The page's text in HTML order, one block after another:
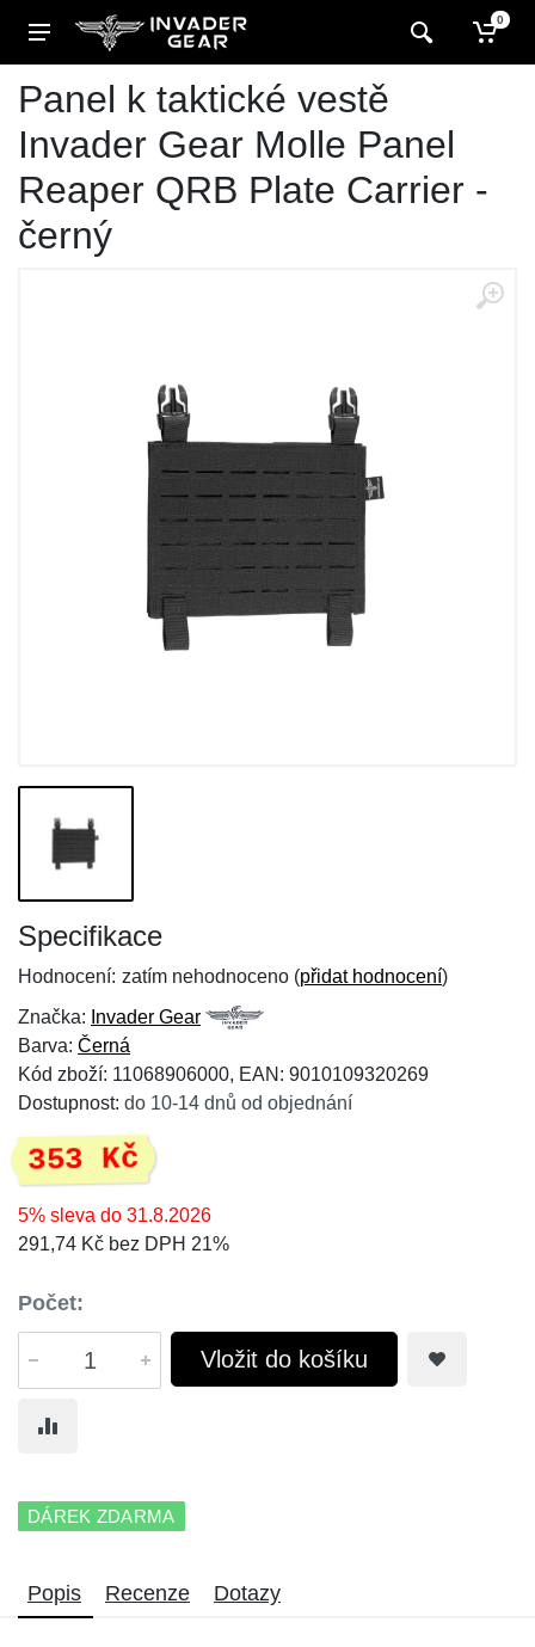
0
Panel k taktické vestě
Invader Gear Molle Panel
Reaper QRB Plate Carrier -
černý
Specifikace
Hodnocení: zatím nehodnoceno (přidat hodnocení)
Značka: Invader Gear
Barva: Černá
Kód zboží: 11068906000, EAN: 9010109320269
Dostupnost: do 10-14 dnů od objednání
353 Kč
5% sleva do 31.8.2026
291,74 Kč bez DPH 21%
Počet:
Vložit do košíku
DÁREK ZDARMA
Popis Recenze Dotazy